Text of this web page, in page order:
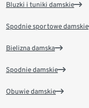
Bluzki i tuniki damskie
Spodnie sportowe damskie
Bielizna damska
Spodnie damskie
Obuwie damskie